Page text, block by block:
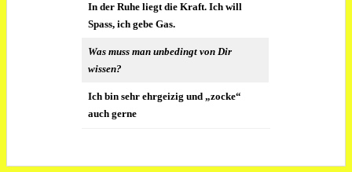
In der Ruhe liegt die Kraft. Ich will
Spass, ich gebe Gas.
Was muss man unbedingt von Dir
wissen?
Ich bin sehr ehrgeizig und „zocke“
auch gerne